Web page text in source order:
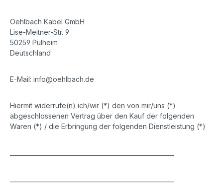
Oehlbach Kabel GmbH
Lise-Meitner-Str. 9
50259 Pulheim
Deutschland
E-Mail: info@oehlbach.de
Hiermit widerrufe(n) ich/wir (*) den von mir/uns (*)
abgeschlossenen Vertrag über den Kauf der folgenden
Waren (*) / die Erbringung der folgenden Dienstleistung (*)